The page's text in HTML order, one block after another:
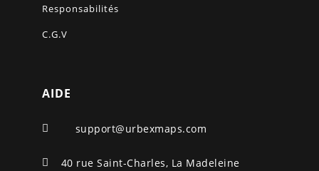
Responsabilités
C.G.V
AIDE
 support@urbexmaps.com
 40 rue Saint-Charles, La Madeleine